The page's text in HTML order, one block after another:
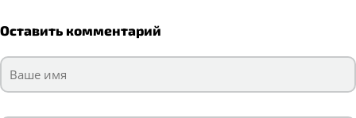
Оставить комментарий